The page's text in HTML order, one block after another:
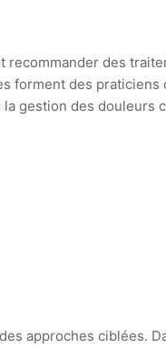
des
forment des praticiens
gestion des douleurs
approches ciblées.